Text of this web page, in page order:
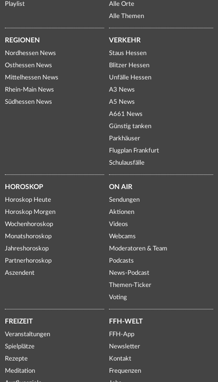
Playlist
Alle Orte
Alle Themen
REGIONEN
Nordhessen News
Osthessen News
Mittelhessen News
Rhein-Main News
Südhessen News
VERKEHR
Staus Hessen
Blitzer Hessen
Unfälle Hessen
A3 News
A5 News
A661 News
Günstig tanken
Parkhäuser
Flugplan Frankfurt
Schulausfälle
HOROSKOP
Horoskop Heute
Horoskop Morgen
Wochenhoroskop
Monatshoroskop
Jahreshoroskop
Partnerhoroskop
Aszendent
ON AIR
Sendungen
Aktionen
Videos
Webcams
Moderatoren & Team
Podcasts
News-Podcast
Themen-Ticker
Voting
FREIZEIT
Veranstaltungen
Spielplätze
Rezepte
Meditation
FFH-WELT
FFH-App
Newsletter
Kontakt
Frequenzen